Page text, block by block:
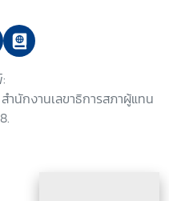
ำนักงานเลขาธิการสภาผู้แทน